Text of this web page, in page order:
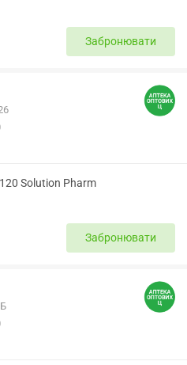
Забронювати
Solution Pharm
Забронювати